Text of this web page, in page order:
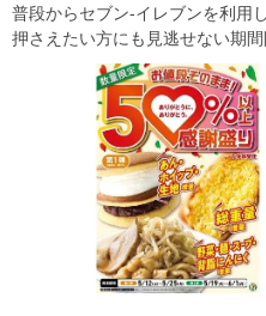
普段からセブン-イレブンを利用
押さえたい方にも見逃せない期